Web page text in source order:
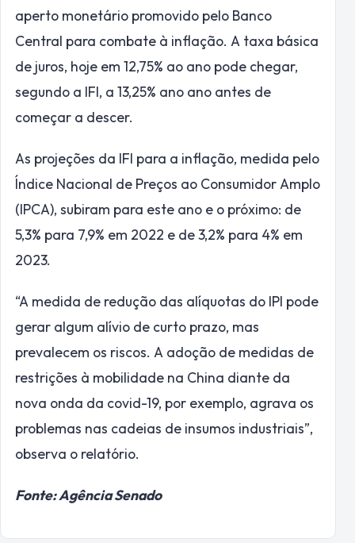
aperto monetário promovido pelo Banco
Central para combate à inflação. A taxa básica
de juros, hoje em 12,75% ao ano pode chegar,
segundo a IFI, a 13,25% ano ano antes de
começar a descer.
As projeções da IFI para a inflação, medida pelo
Índice Nacional de Preços ao Consumidor Amplo
(IPCA), subiram para este ano e o próximo: de
5,3% para 7,9% em 2022 e de 3,2% para 4% em
2023.
“A medida de redução das alíquotas do IPI pode
gerar algum alívio de curto prazo, mas
prevalecem os riscos. A adoção de medidas de
restrições à mobilidade na China diante da
nova onda da covid-19, por exemplo, agrava os
problemas nas cadeias de insumos industriais”,
observa o relatório.
Fonte: Agência Senado